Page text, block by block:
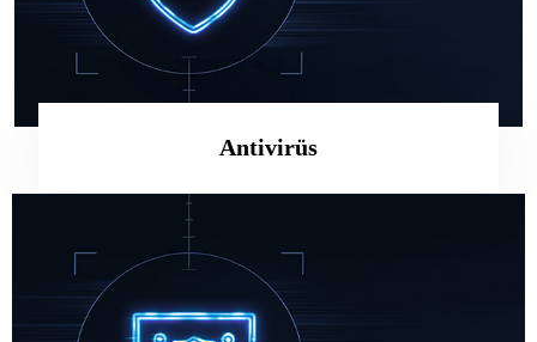
Antivirüs